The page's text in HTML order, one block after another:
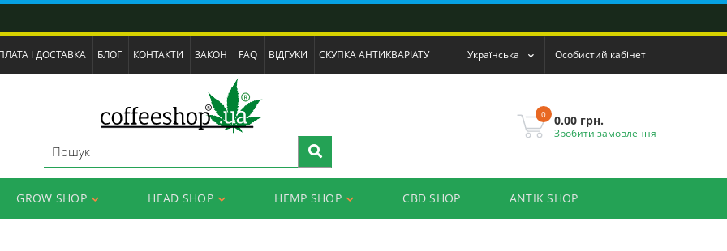
І ДОСТАВКА БЛОГ КОНТАКТИ ЗАКОН FAQ ВІДГУКИ СКУПКА АНТИКВАРІАТУ Українська Особистий кабінет
0 0.00 грн.
Зробити замовлення
GROW SHOP HEAD SHOP HEMP SHOP CBD SHOP ANTIK SHOP